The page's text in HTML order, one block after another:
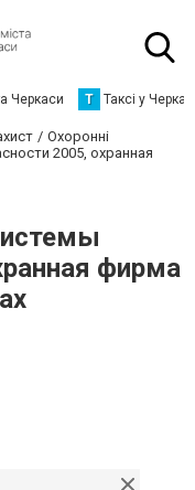
Черкаси Т Таксі у
Охоронні
2005, охранная
фирма